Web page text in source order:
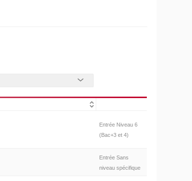
Entrée Niveau 6
(Bac+3 et 4)
Entrée Sans
niveau spécifique